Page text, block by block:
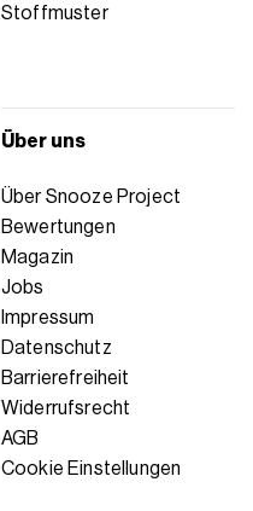
Stoffmuster
Über uns
Über Snooze Project
Bewertungen
Magazin
Jobs
Impressum
Datenschutz
Barrierefreiheit
Widerrufsrecht
AGB
Cookie Einstellungen